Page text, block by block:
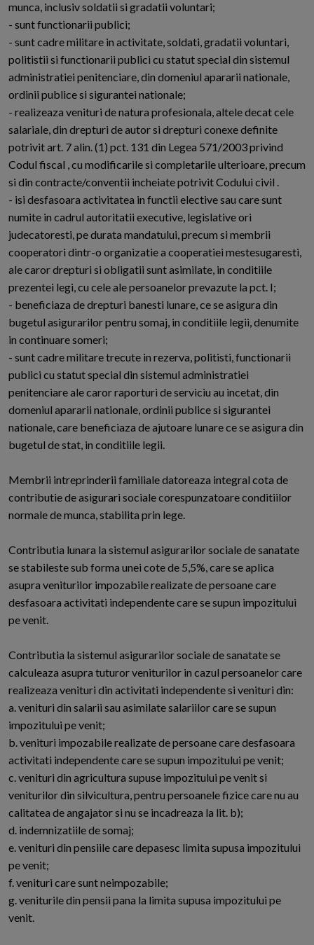
munca, inclusiv soldatii si gradatii voluntari;
- sunt functionarii publici;
- sunt cadre militare in activitate, soldati, gradatii voluntari,
politistii si functionarii publici cu statut special din sistemul
administratiei penitenciare, din domeniul apararii nationale,
ordinii publice si sigurantei nationale;
- realizeaza venituri de natura profesionala, altele decat cele
salariale, din drepturi de autor si drepturi conexe definite
potrivit art. 7 alin. (1) pct. 131 din Legea 571/2003 privind
Codul fiscal , cu modificarile si completarile ulterioare, precum
si din contracte/conventii incheiate potrivit Codului civil .
- isi desfasoara activitatea in functii elective sau care sunt
numite in cadrul autoritatii executive, legislative ori
judecatoresti, pe durata mandatului, precum si membrii
cooperatori dintr-o organizatie a cooperatiei mestesugaresti,
ale caror drepturi si obligatii sunt asimilate, in conditiile
prezentei legi, cu cele ale persoanelor prevazute la pct. I;
- beneficiaza de drepturi banesti lunare, ce se asigura din
bugetul asigurarilor pentru somaj, in conditiile legii, denumite
in continuare someri;
- sunt cadre militare trecute in rezerva, politisti, functionarii
publici cu statut special din sistemul administratiei
penitenciare ale caror raporturi de serviciu au incetat, din
domeniul apararii nationale, ordinii publice si sigurantei
nationale, care beneficiaza de ajutoare lunare ce se asigura din
bugetul de stat, in conditiile legii.
Membrii intreprinderii familiale datoreaza integral cota de
contributie de asigurari sociale corespunzatoare conditiilor
normale de munca, stabilita prin lege.
Contributia lunara la sistemul asigurarilor sociale de sanatate
se stabileste sub forma unei cote de 5,5%, care se aplica
asupra veniturilor impozabile realizate de persoane care
desfasoara activitati independente care se supun impozitului
pe venit.
Contributia la sistemul asigurarilor sociale de sanatate se
calculeaza asupra tuturor veniturilor in cazul persoanelor care
realizeaza venituri din activitati independente si venituri din:
a. venituri din salarii sau asimilate salariilor care se supun
impozitului pe venit;
b. venituri impozabile realizate de persoane care desfasoara
activitati independente care se supun impozitului pe venit;
c. venituri din agricultura supuse impozitului pe venit si
veniturilor din silvicultura, pentru persoanele fizice care nu au
calitatea de angajator si nu se incadreaza la lit. b);
d. indemnizatiile de somaj;
e. venituri din pensiile care depasesc limita supusa impozitului
pe venit;
f. venituri care sunt neimpozabile;
g. veniturile din pensii pana la limita supusa impozitului pe
venit.